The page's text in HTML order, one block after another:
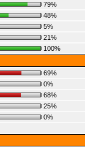
79%
48%
5%
21%
100%
69%
0%
68%
25%
0%